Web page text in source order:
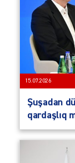
15.07.2026
Şuşadan
qardaşlıq